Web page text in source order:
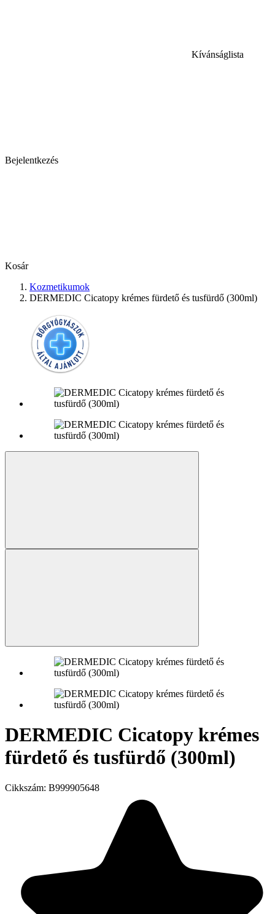
Kívánságlista
Bejelentkezés
Kosár
Kozmetikumok
DERMEDIC Cicatopy krémes fürdető és tusfürdő (300ml)
DERMEDIC Cicatopy krémes
fürdető és tusfürdő (300ml)
Cikkszám: B999905648